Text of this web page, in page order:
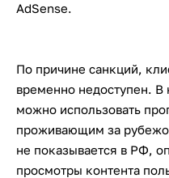
AdSense.
По причине санкций,
временно недоступен. В
можно использовать
проживающим за
не показывается в РФ,
просмотры контента